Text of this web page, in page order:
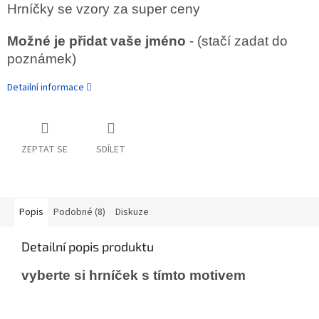
Hrníčky se vzory za super ceny
Možné je přidat vaše jméno - (stačí zadat do
poznámek)
Detailní informace
ZEPTAT SE SDÍLET
Popis Podobné (8) Diskuze
Detailní popis produktu
vyberte si hrníček s tímto motivem